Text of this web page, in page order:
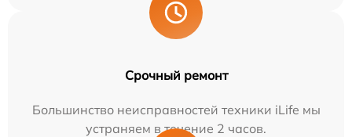
Срочный ремонт
Большинство неисправностей техники iLife мы
устраняем в течение 2 часов.